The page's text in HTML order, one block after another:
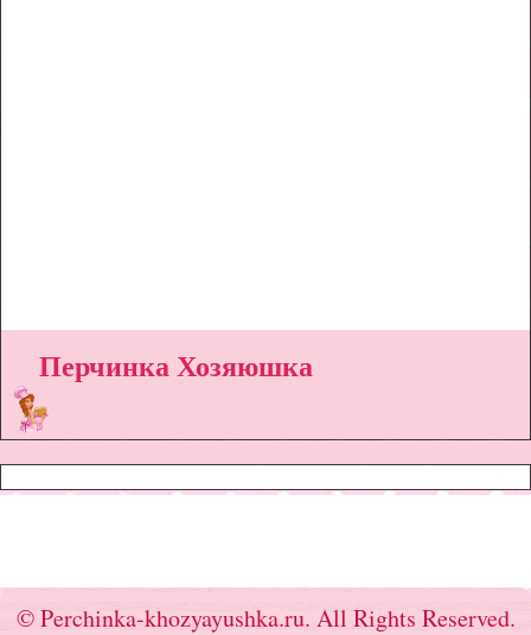
Перчинка Хозяюшка
© Perchinka-khozyayushka.ru. All Rights Reserved.